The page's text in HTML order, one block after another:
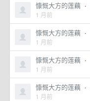
慷慨大方的莲藕 ·
1 月前
慷慨大方的莲藕 ·
1 月前
慷慨大方的莲藕 ·
1 月前
慷慨大方的莲藕 ·
1 月前